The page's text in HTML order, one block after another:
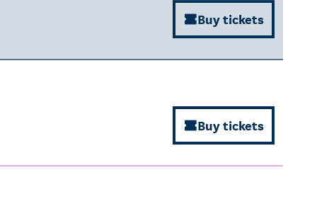
Buy tickets
Buy tickets